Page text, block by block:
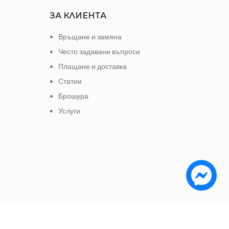
ЗА КЛИЕНТА
Връщане и замяна
Често задавани въпроси
Плащане и доставка
Статии
Брошура
Услуги